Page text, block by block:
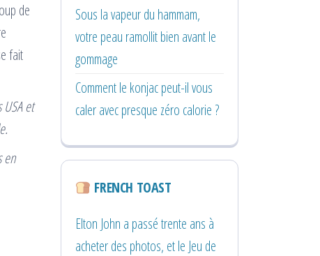
de
fait
et
en
Sous la vapeur du hammam,
votre peau ramollit bien avant le
gommage
Comment le konjac peut-il vous
caler avec presque zéro calorie ?
FRENCH TOAST
Elton John a passé trente ans à
acheter des photos, et le Jeu de